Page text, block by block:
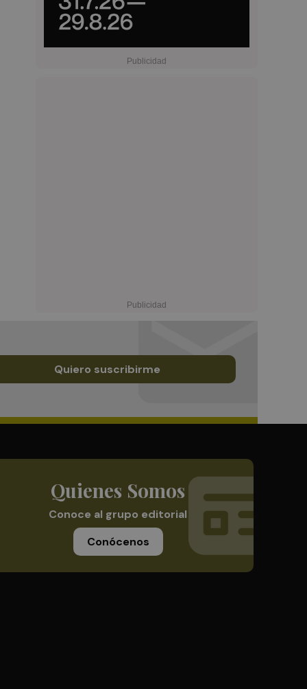
Quiero suscribirme
Quienes Somos
Conoce al grupo editorial
Conócenos